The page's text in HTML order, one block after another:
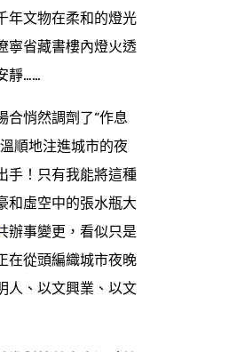
年文物在柔和的燈光
寧省藏書樓內燈火透
靜……
合悄然調劑了“作息
順地注進城市的夜
手！只有我能將這種
和虛空中的張水瓶大
辦事變更，看似只是
在從頭編織城市夜晚
人、以文興業、以文